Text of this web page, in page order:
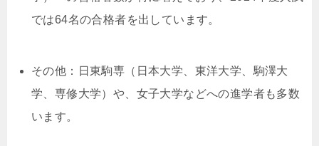
では64名の合格者を出しています。
その他：日東駒専（日本大学、東洋大学、駒澤大
学、専修大学）や、女子大学などへの進学者も多数
います。